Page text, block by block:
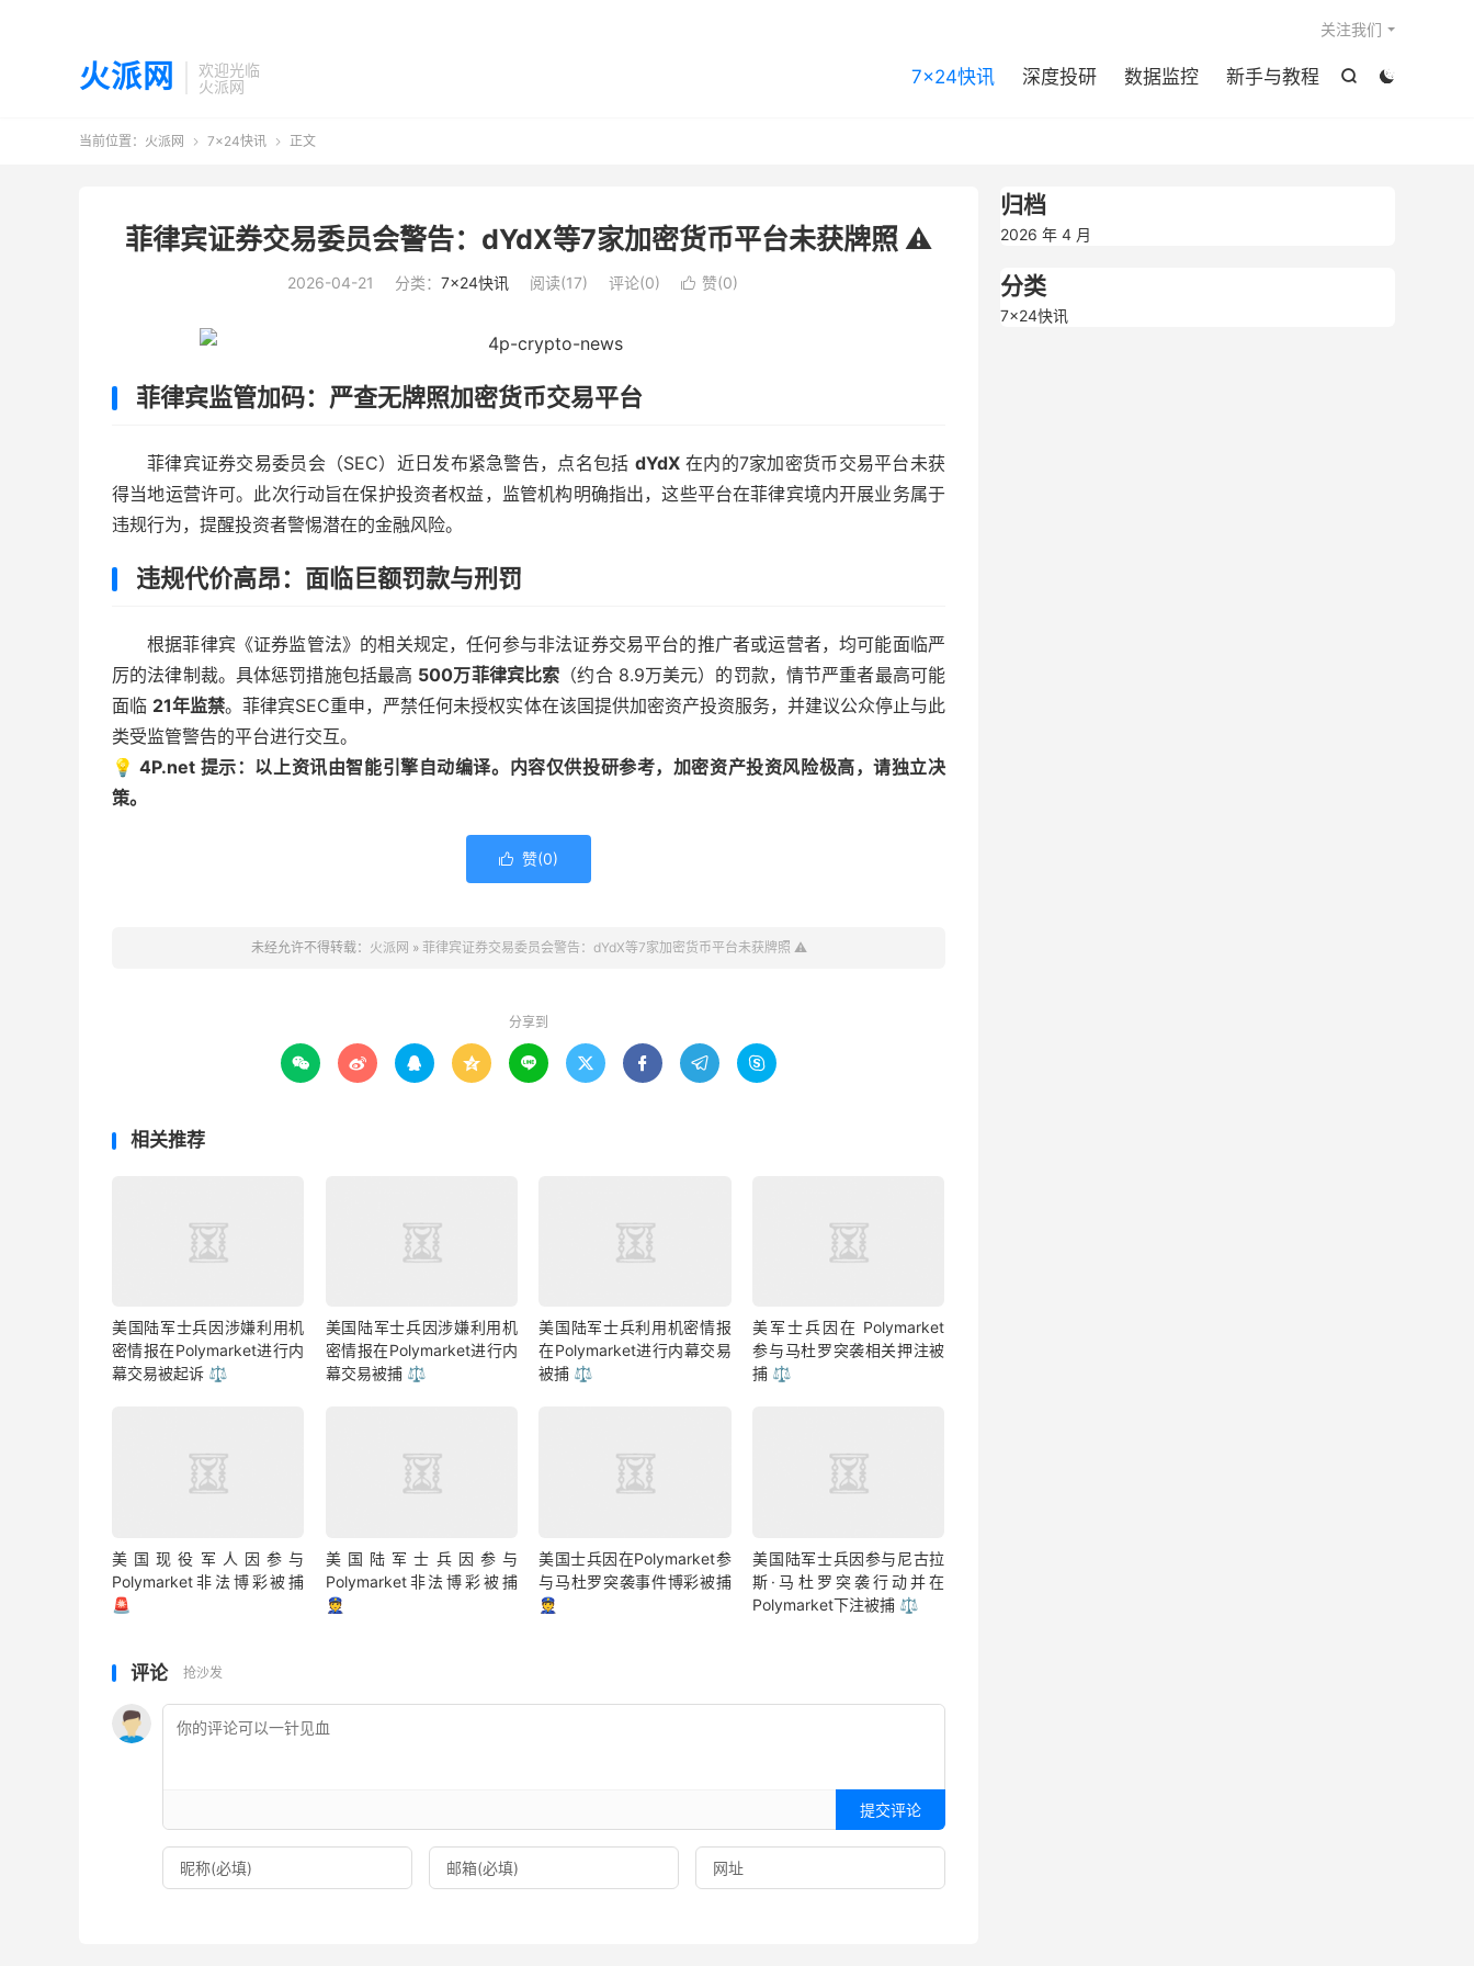
火派网
欢迎光临
火派网


7×24快讯 深度投研 数据监控 新手与教程
关注我们
当前位置： 火派网  7×24快讯  正文
菲律宾证券交易委员会警告：dYdX等7家加密货币平台未获牌照 ⚠️
2026-04-21 分类： 7×24快讯 阅读(17) 评论(0)  赞(0)
菲律宾监管加码：严查无牌照加密货币交易平台
菲律宾证券交易委员会（SEC）近日发布紧急警告，点名包括 dYdX在内的7家加密货币交易平台未获
得当地运营许可。此次行动旨在保护投资者权益，监管机构明确指出，这些平台在菲律宾境内开展业务属于
违规行为，提醒投资者警惕潜在的金融风险。
违规代价高昂：面临巨额罚款与刑罚
根据菲律宾《证券监管法》的相关规定，任何参与非法证券交易平台的推广者或运营者，均可能面临严
厉的法律制裁。具体惩罚措施包括最高 500万菲律宾比索 （约合 8.9万美元）的罚款，情节严重者最高可能
面临 21年监禁。菲律宾SEC重申，严禁任何未授权实体在该国提供加密资产投资服务，并建议公众停止与此
类受监管警告的平台进行交互。
💡 4P.net 提示：以上资讯由智能引擎自动编译。内容仅供投研参考，加密资产投资风险极高，请独立决
策。
 赞(0)
未经允许不得转载： 火派网 » 菲律宾证券交易委员会警告：dYdX等7家加密货币平台未获牌照 ⚠️
分享到
        
相关推荐
美国陆军士兵因涉嫌利用机
密情报在Polymarket进行内
幕交易被起诉 ⚖️
美国陆军士兵因涉嫌利用机
密情报在Polymarket进行内
幕交易被捕 ⚖️
美国陆军士兵利用机密情报
在Polymarket进行内幕交易
被捕 ⚖️
美军士兵因在 Polymarket
参与马杜罗突袭相关押注被
捕 ⚖️
美国现役军人因参与
Polymarket非法博彩被捕
🚨
美国陆军士兵因参与
Polymarket非法博彩被捕
👮
美国士兵因在Polymarket参
与马杜罗突袭事件博彩被捕
👮
美国陆军士兵因参与尼古拉
斯·马杜罗突袭行动并在
Polymarket下注被捕 ⚖️
评论 抢沙发
提交评论
归档
2026 年 4 月
分类
7×24快讯